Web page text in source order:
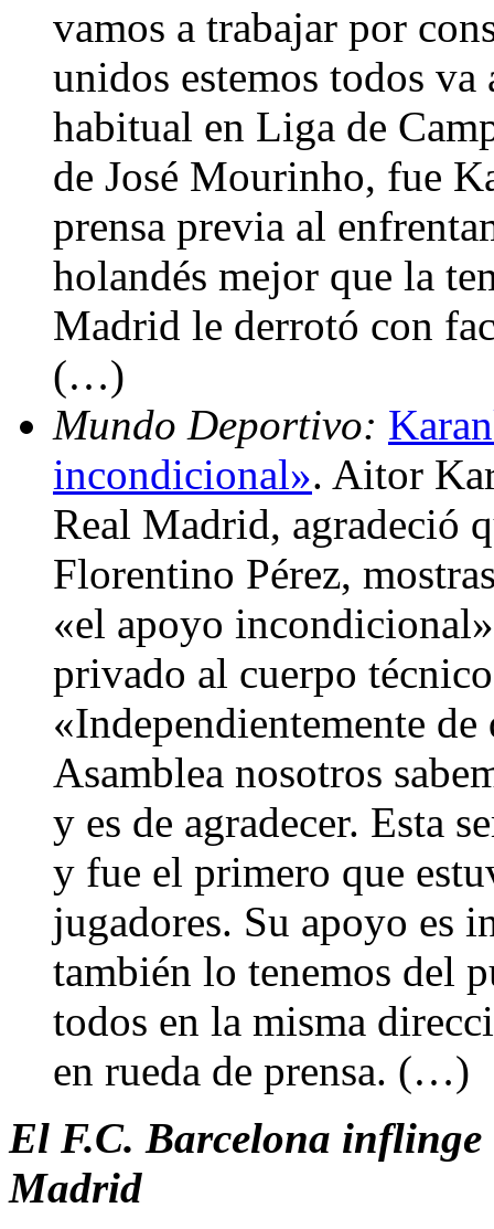
vamos a trabajar por
unidos estemos todos
habitual en Liga de
de José Mourinho, fue
prensa previa al
holandés mejor que la
Madrid le derrotó con
(…)
Mundo Deportivo:
incondicional». Aitor
Real Madrid, agradeció
Florentino Pérez,
«el apoyo
privado al cuerpo
«Independientemente
Asamblea nosotros
y es de agradecer. Esta
y fue el primero que
jugadores. Su apoyo es
también lo tenemos del
todos en la misma
en rueda de prensa. (…)
El F.C. Barcelona
Madrid